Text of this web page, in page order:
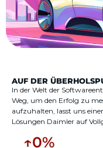
AUF DER
In der Welt der
Weg, um den Erfolg zu
aufzuhalten, lasst uns
Lösungen Daimler auf
↑0%